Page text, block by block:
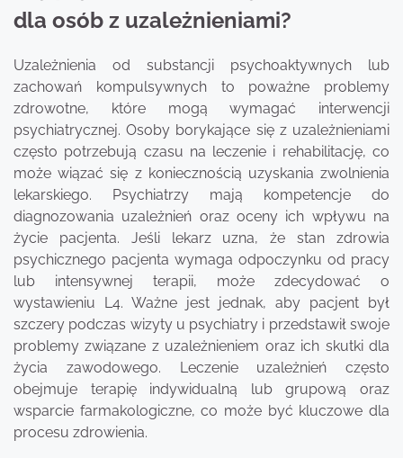
dla osób z uzależnieniami?
Uzależnienia od substancji psychoaktywnych lub
zachowań kompulsywnych to poważne problemy
zdrowotne, które mogą wymagać interwencji
psychiatrycznej. Osoby borykające się z uzależnieniami
często potrzebują czasu na leczenie i rehabilitację, co
może wiązać się z koniecznością uzyskania zwolnienia
lekarskiego. Psychiatrzy mają kompetencje do
diagnozowania uzależnień oraz oceny ich wpływu na
życie pacjenta. Jeśli lekarz uzna, że stan zdrowia
psychicznego pacjenta wymaga odpoczynku od pracy
lub intensywnej terapii, może zdecydować o
wystawieniu L4. Ważne jest jednak, aby pacjent był
szczery podczas wizyty u psychiatry i przedstawił swoje
problemy związane z uzależnieniem oraz ich skutki dla
życia zawodowego. Leczenie uzależnień często
obejmuje terapię indywidualną lub grupową oraz
wsparcie farmakologiczne, co może być kluczowe dla
procesu zdrowienia.